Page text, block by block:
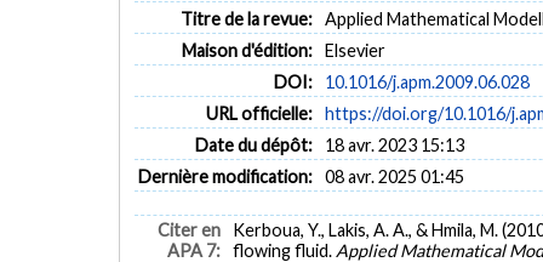
Titre de la revue: Applied Mathematical
Maison d'édition: Elsevier
DOI:
10.1016/j.apm.2009.06.028
URL officielle: https://doi.org/10.1016/
Date du dépôt:
18 avr. 2023 15:13
Dernière modification: 08 avr. 2025 01:45
Citer en
APA 7:
Kerboua, Y., Lakis, A. A., & Hmila, M.
flowing fluid. Applied Mathematical